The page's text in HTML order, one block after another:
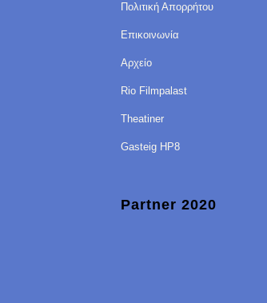
Πολιτική Απορρήτου
Επικοινωνία
Αρχείο
Rio Filmpalast
Theatiner
Gasteig HP8
Partner 2020